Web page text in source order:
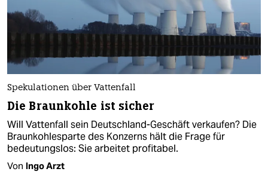
Spekulationen über Vattenfall
Die Braunkohle ist sicher
Will Vattenfall sein Deutschland-Geschäft verkaufen? Die
Braunkohlesparte des Konzerns hält die Frage für
bedeutungslos: Sie arbeitet profitabel.
Von Ingo Arzt